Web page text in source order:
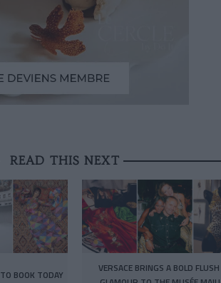
READ THIS NEXT
BOOK TODAY
VERSACE BRINGS A BOLD